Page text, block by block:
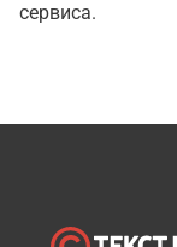
сервиса.